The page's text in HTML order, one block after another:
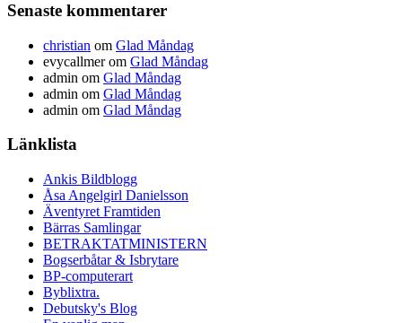
Senaste kommentarer
christian om Glad Måndag
evycallmerom Glad Måndag
admin om Glad Måndag
admin om Glad Måndag
admin om Glad Måndag
Länklista
Ankis Bildblogg
Åsa Angelgirl Danielsson
Äventyret Framtiden
Bärras Samlingar
BETRAKTATMINISTERN
Bogserbåtar & Isbrytare
BP-computerart
Byblixtra.
Debutsky's Blog